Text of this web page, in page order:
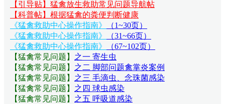
【引导贴】猛禽放生救助常见问题导航帖
【科普帖】根据猛禽的粪便判断健康
《猛禽救助中心操作指南》
（1~30页）
《猛禽救助中心操作指南》
（31~66页）
《猛禽救助中心操作指南》
（67~102页）
【猛禽常见问题 】 之一 寄生虫
【猛禽常见问题 】 之二 脚部问题禽掌炎案例
【猛禽常见问题 】 之三 毛滴虫、念珠菌感染
【猛禽常见问题 】 之四 球虫感染
【猛禽常见问题 】 之五 呼吸道感染